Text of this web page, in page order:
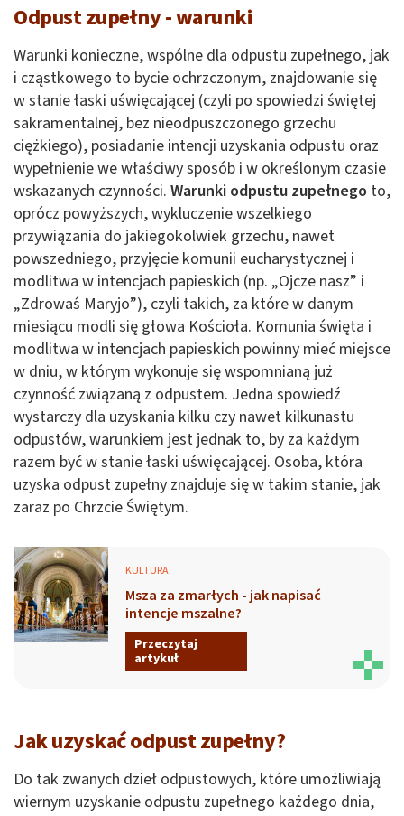
Odpust zupełny - warunki
Warunki konieczne, wspólne dla odpustu zupełnego, jak
i cząstkowego to bycie ochrzczonym, znajdowanie się
w stanie łaski uświęcającej (czyli po spowiedzi świętej
sakramentalnej, bez nieodpuszczonego grzechu
ciężkiego), posiadanie intencji uzyskania odpustu oraz
wypełnienie we właściwy sposób i w określonym czasie
wskazanych czynności. Warunki odpustu zupełnego to,
oprócz powyższych, wykluczenie wszelkiego
przywiązania do jakiegokolwiek grzechu, nawet
powszedniego, przyjęcie komunii eucharystycznej i
modlitwa w intencjach papieskich (np. „Ojcze nasz” i
„Zdrowaś Maryjo”), czyli takich, za które w danym
miesiącu modli się głowa Kościoła. Komunia święta i
modlitwa w intencjach papieskich powinny mieć miejsce
w dniu, w którym wykonuje się wspomnianą już
czynność związaną z odpustem. Jedna spowiedź
wystarczy dla uzyskania kilku czy nawet kilkunastu
odpustów, warunkiem jest jednak to, by za każdym
razem być w stanie łaski uświęcającej. Osoba, która
uzyska odpust zupełny znajduje się w takim stanie, jak
zaraz po Chrzcie Świętym.
KULTURA
Msza za zmarłych - jak napisać
intencje mszalne?
Przeczytaj
artykuł
Jak uzyskać odpust zupełny?
Do tak zwanych dzieł odpustowych, które umożliwiają
wiernym uzyskanie odpustu zupełnego każdego dnia,